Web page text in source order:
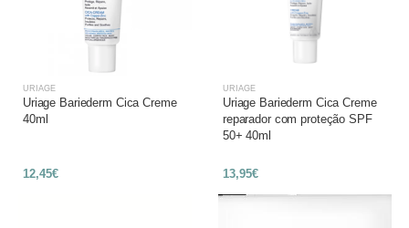
URIAGE
Uriage Bariederm Cica Creme
40ml
12,45€
URIAGE
Uriage Bariederm Cica Creme
reparador com proteção SPF
50+ 40ml
13,95€